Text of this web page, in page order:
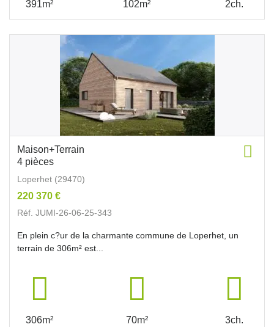
391m² 102m² 2ch.
Maison+Terrain
4 pièces
Loperhet (29470)
220 370 €
Réf. JUMI-26-06-25-343
En plein c?ur de la charmante commune de Loperhet, un
terrain de 306m² est...
306m² 70m² 3ch.